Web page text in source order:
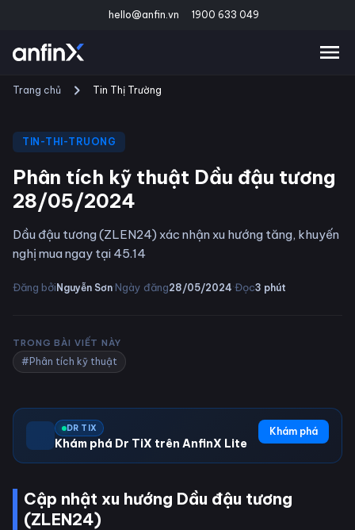
hello@anfin.vn 1900 633 049
Trang chủ Tin Thị Trường
TIN-THI-TRUONG
Phân tích kỹ thuật Dầu đậu tương
28/05/2024
Dầu đậu tương (ZLEN24) xác nhận xu hướng tăng, khuyến
nghị mua ngay tại 45.14
Đăng bởiNguyễn Sơn·Ngày đăng28/05/2024·Đọc3 phút
TRONG BÀI VIẾT NÀY
#Phân tích kỹ thuật
DR TIX
Khám phá Dr TiX trên AnfinX Lite
Khám phá
Cập nhật xu hướng Dầu đậu tương
(ZLEN24)